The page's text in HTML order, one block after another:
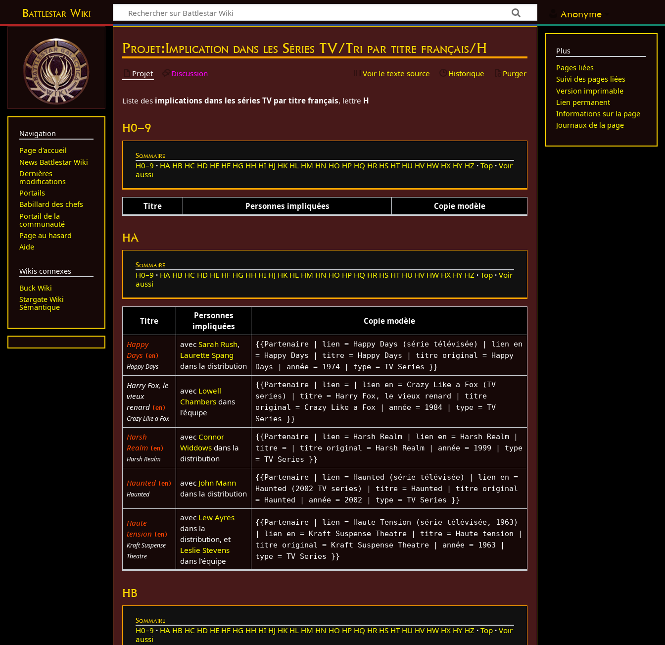
Anonyme
Battlestar Wiki
Projet:Implication dans les Séries TV/Tri par titre français/H
Projet Discussion Voir le texte source Historique Purger
Liste des implications dans les séries TV par titre français, lettre H
H0–9
Sommaire
H0–9 HA HB HC HD HE HF HG HH HI HJ HK HL HM HN HO HP HQ HR HS HT HU HV HW HX HY HZ Top
Voir
aussi
Titre Personnes impliquées Copie modèle
HA
Sommaire
H0–9 HA HB HC HD HE HF HG HH HI HJ HK HL HM HN HO HP HQ HR HS HT HU HV HW HX HY HZ Top
Voir
aussi
Titre
Personnes
impliquées
Copie modèle
Happy
Days (en)
Happy Days
avec Sarah Rush,
Laurette Spang
dans la distribution
{{Partenaire | lien = Happy Days (série télévisée) | lien en
= Happy Days | titre = Happy Days | titre original = Happy
Days | année = 1974 | type = TV Series }}
Harry Fox, le
vieux
renard (en)
Crazy Like a Fox
avec Lowell
Chambersdans
l'équipe
{{Partenaire | lien = | lien en = Crazy Like a Fox (TV
series) | titre = Harry Fox, le vieux renard | titre
original = Crazy Like a Fox | année = 1984 | type = TV
Series }}
Harsh
Realm (en)
Harsh Realm
avec Connor
Widdowsdans la
distribution
{{Partenaire | lien = Harsh Realm | lien en = Harsh Realm |
titre = | titre original = Harsh Realm | année = 1999 | type
= TV Series }}
Haunted (en)
Haunted
avec John Mann
dans la distribution
{{Partenaire | lien = Haunted (série télévisée) | lien en =
Haunted (2002 TV series) | titre = Haunted | titre original
= Haunted | année = 2002 | type = TV Series }}
Haute
tension (en)
Kraft Suspense
Theatre
avec Lew Ayres
dans la
distribution, et
Leslie Stevens
dans l'équipe
{{Partenaire | lien = Haute Tension (série télévisée, 1963)
| lien en = Kraft Suspense Theatre | titre = Haute tension |
titre original = Kraft Suspense Theatre | année = 1963 |
type = TV Series }}
HB
Sommaire
H0–9 HA HB HC HD HE HF HG HH HI HJ HK HL HM HN HO HP HQ HR HS HT HU HV HW HX HY HZ Top
Voir
aussi
Navigation
Page d’accueil
News Battlestar Wiki
Dernières
modifications
Portails
Babillard des chefs
Portail de la
communauté
Page au hasard
Aide
Wikis connexes
Buck Wiki
Stargate Wiki
Sémantique
Plus
Pages liées
Suivi des pages liées
Version imprimable
Lien permanent
Informations sur la page
Journaux de la page